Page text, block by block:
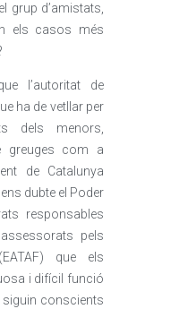
grup d’amistats,
els casos més
l’autoritat de
ha de vetllar per
dels menors,
greuges com a
de Catalunya
dubte el Poder
responsables
pels
que els
i difícil funció
siguin conscients